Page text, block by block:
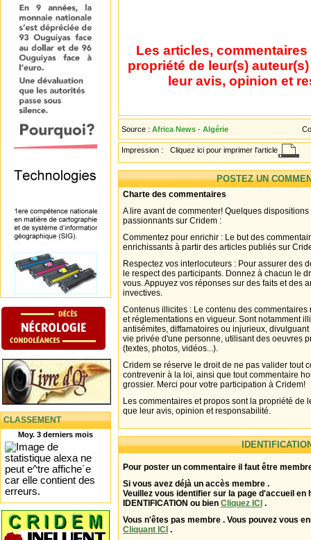
CLASSEMENT
Moy. 3 derniers mois
Les articles,
propriété de leur(s)
leur avis, opinion et
Source : Africa News - Algérie
Impression : Cliquez ici pour imprimer l'article
POSTEZ UN
Charte des commentaires
A lire avant de commenter! Quelques
passionnants sur Cridem :
Commentez pour enrichir : Le but des
enrichissants à partir des articles publiés sur
Respectez vos interlocuteurs : Pour assurer des
le respect des participants. Donnez à chacun le
vous. Appuyez vos réponses sur des faits et des
invectives.
Contenus illicites : Le contenu des
et réglementations en vigueur. Sont notamment
antisémites, diffamatoires ou injurieux,
vie privée d'une personne, utilisant des oeuvres
(textes, photos, vidéos...).
Cridem se réserve le droit de ne pas valider tout
contrevenir à la loi, ainsi que tout commentaire
grossier. Merci pour votre participation à Cridem!
Les commentaires et propos sont la propriété de
que leur avis, opinion et responsabilité.
Pour poster un commentaire il faut être
Si vous avez déjà un accès membre .
Veuillez vous identifier sur la page d'accueil en
IDENTIFICATION ou bien Cliquez ICI .
Vous n'êtes pas membre . Vous pouvez vous
Cliquant ICI .